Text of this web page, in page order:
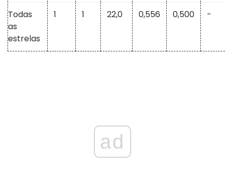
Todas
as
estrelas
1 1 22,0 0,556 0,500 -
ad